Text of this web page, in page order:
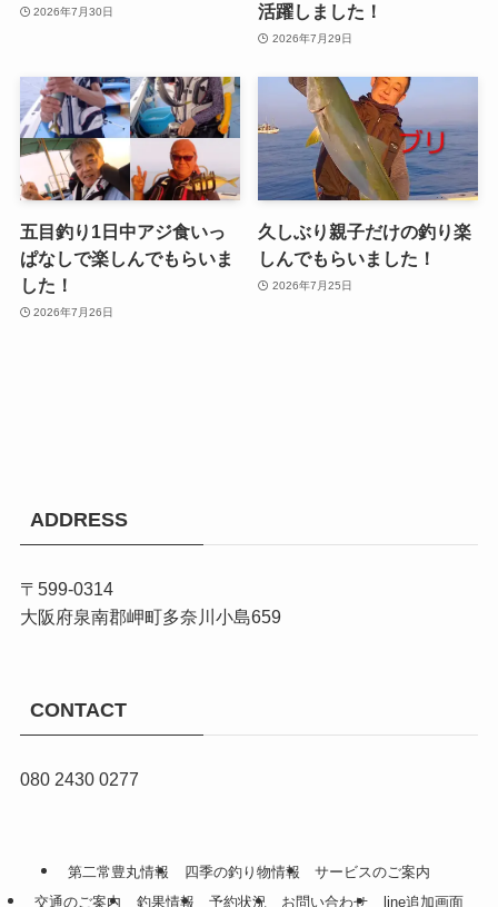
2026年7月30日
活躍しました！
2026年7月29日
五目釣り1日中アジ食いっ
ぱなしで楽しんでもらいま
した！
2026年7月26日
久しぶり親子だけの釣り楽
しんでもらいました！
2026年7月25日
ADDRESS
〒599-0314
大阪府泉南郡岬町多奈川小島659
CONTACT
080 2430 0277
第二常豊丸情報 四季の釣り物情報
サービスのご案内
交通のご案内
釣果情報 予約状況 お問い合わせ line追加画面